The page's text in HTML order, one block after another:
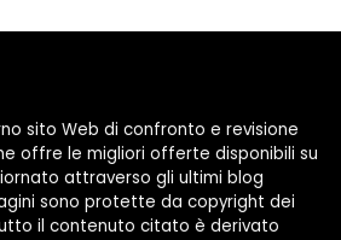
sito Web di confronto e revisione
offre le migliori offerte disponibili su
attraverso gli ultimi blog
sono protette da copyright dei
il contenuto citato è derivato